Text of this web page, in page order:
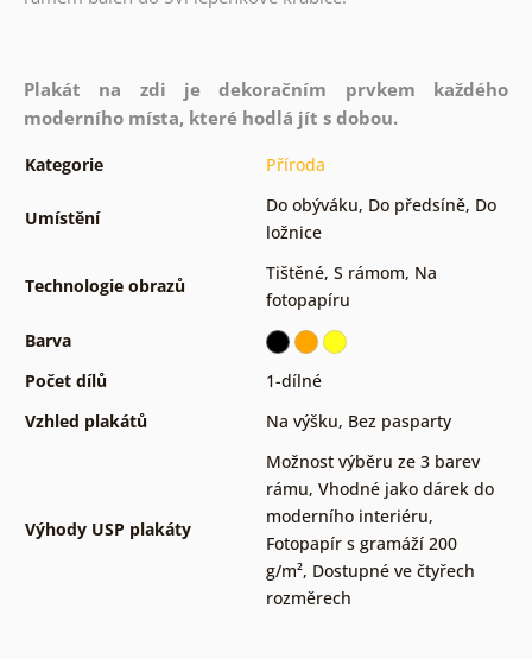
Plakát na zdi je dekoračním prvkem každého
moderního místa, které hodlá jít s dobou.
Kategorie Příroda
Umístění
Do obýváku, Do předsíně, Do
ložnice
Technologie obrazů
Tištěné, S rámom, Na
fotopapíru
Barva
Počet dílů
1-dílné
Vzhled plakátů
Na výšku, Bez pasparty
Výhody USP plakáty
Možnost výběru ze 3 barev
rámu, Vhodné jako dárek do
moderního interiéru,
Fotopapír s gramáží 200
g/m², Dostupné ve čtyřech
rozměrech